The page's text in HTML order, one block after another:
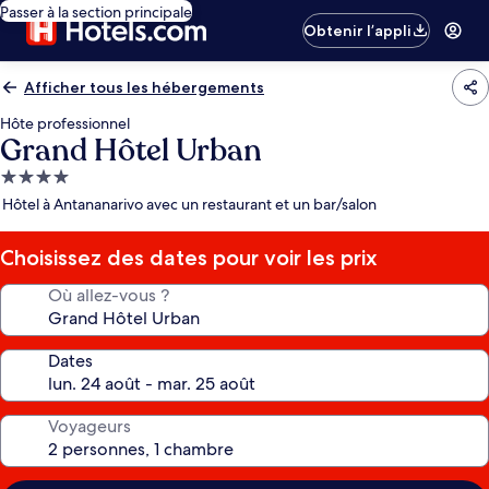
Passer à la section principale
Obtenir l’appli
Afficher tous les hébergements
Hôte professionnel
Grand Hôtel Urban
Hébergement
4.0 étoiles
Hôtel à Antananarivo avec un restaurant et un bar/salon
Choisissez des dates pour voir les prix
Où allez-vous ?
Dates
Voyageurs